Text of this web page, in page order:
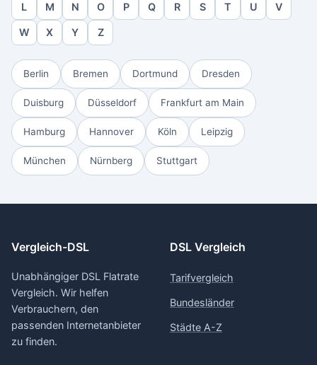
L M N O P Q R S T U V
W X Y Z
Berlin Bremen Dortmund Dresden
Duisburg Düsseldorf Frankfurt am Main
Hamburg Hannover Köln Leipzig
München Nürnberg Stuttgart
Vergleich-DSL
Unabhängiger DSL Flatrate
Vergleich. Wir helfen
Verbrauchern, den
passenden Internetanbieter
zu finden.
DSL Vergleich
Tarifvergleich
Bundesländer
Städte A-Z